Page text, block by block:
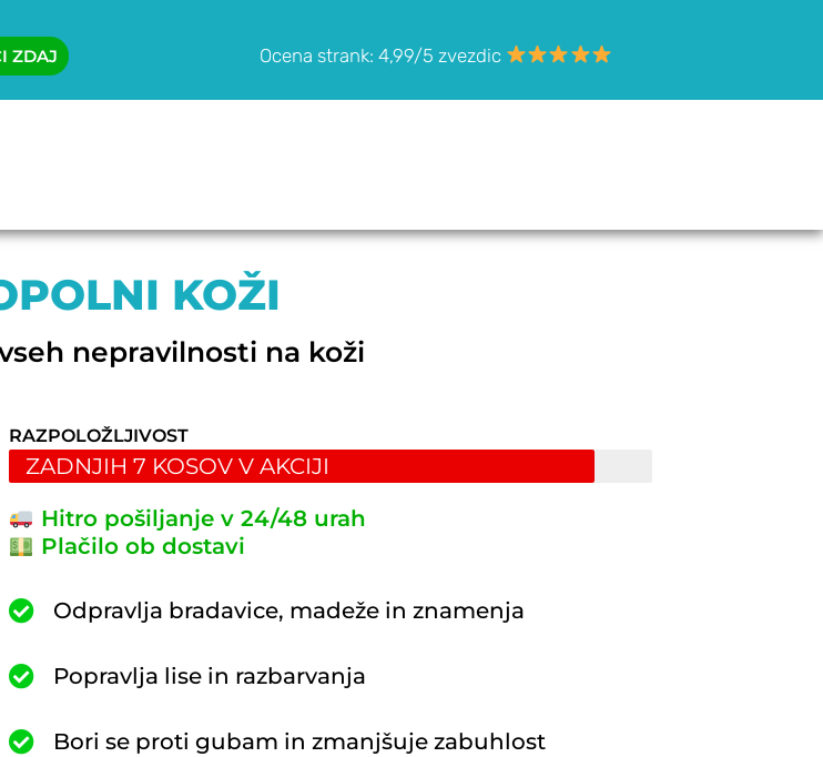
ZDAJ Ocena strank: 4,99/5 zvezdic
KOŽI
nepravilnosti na koži
RAZPOLOŽLJIVOST
ZADNJIH 7 KOSOV V AKCIJI
Hitro pošiljanje v 24/48 urah
Plačilo ob dostavi
Odpravlja bradavice, madeže in znamenja
Popravlja lise in razbarvanja
Bori se proti gubam in zmanjšuje zabuhlost